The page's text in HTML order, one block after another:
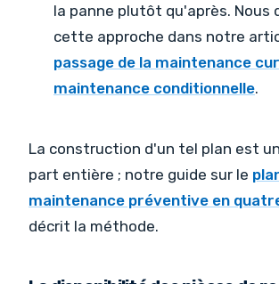
la panne plutôt qu'après. Nous
cette approche dans notre
passage de la maintenance
maintenance conditionnelle.
La construction d'un tel plan est
part entière ; notre guide sur le
maintenance préventive en
décrit la méthode.